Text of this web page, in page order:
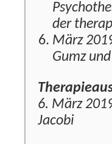
der
März
Gumz
6. März
Jacobi